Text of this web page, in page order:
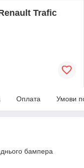
Trafic
Оплата Умови
бампера